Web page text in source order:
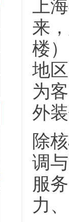
上
来
楼
地
为
外
除
调
服
力